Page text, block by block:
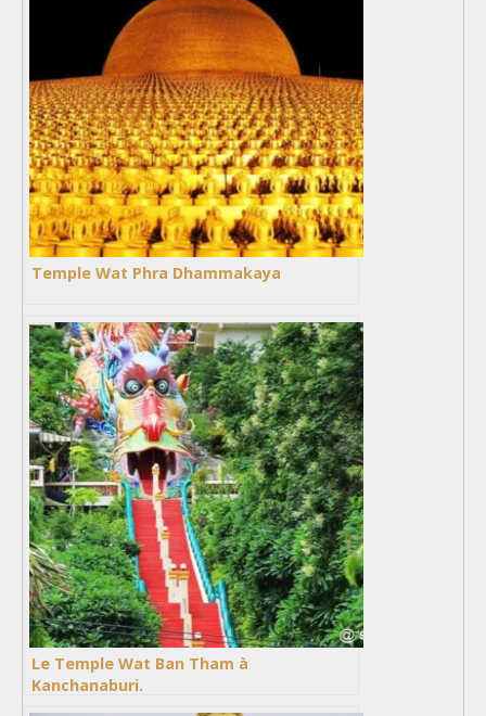
Temple Wat Phra Dhammakaya
Le Temple Wat Ban Tham à
Kanchanaburi.